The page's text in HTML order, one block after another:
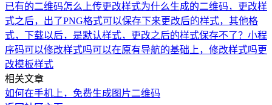
已有的二维码怎么上传更改样式为什么生成的二维码，更改样
式之后，出了PNG格式可以保存下来更改后的样式，其他格
式，下载以后，是默认样式，更改之后的样式保存不了？ 小程
序码可以修改样式吗可以在原有导航的基础上，修改样式吗更
改模板样式
相关文章
如何在手机上，免费生成图片二维码